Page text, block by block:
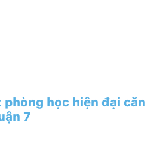
học hiện đại căn
7